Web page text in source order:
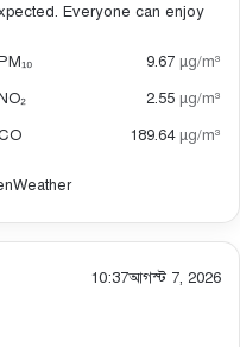
Everyone can enjoy
9.67 µg/m³
2.55 µg/m³
189.64 µg/m³
10:37আগস্ট 7, 2026